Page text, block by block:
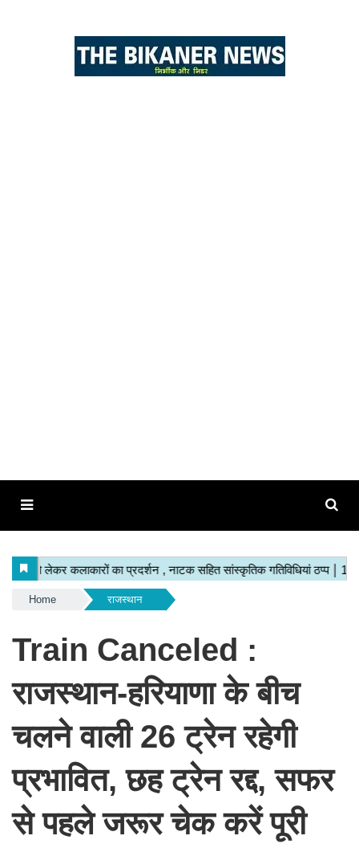
Home राजस्थान
Train Canceled :
राजस्थान-हरियाणा के बीच
चलने वाली 26 ट्रेन रहेगी
प्रभावित, छह ट्रेन रद्द, सफर
से पहले जरूर चेक करें पूरी